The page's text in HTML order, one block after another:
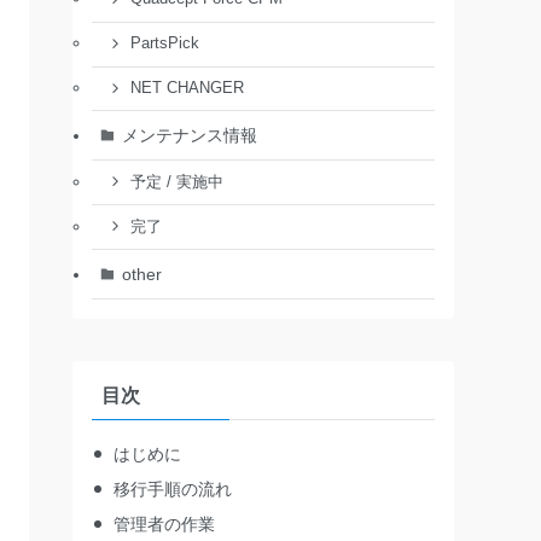
PartsPick
NET CHANGER
メンテナンス情報
予定 / 実施中
完了
other
目次
はじめに
移行手順の流れ
管理者の作業